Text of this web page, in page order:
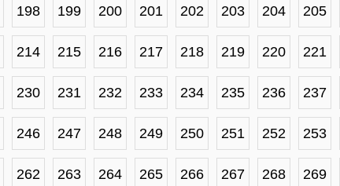
198 199 200 201 202 203 204 205
214 215 216 217 218 219 220 221
230 231 232 233 234 235 236 237
246 247 248 249 250 251 252 253
262 263 264 265 266 267 268 269